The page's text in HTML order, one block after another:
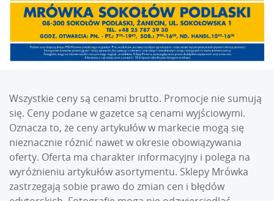
Wszystkie ceny są cenami brutto. Promocje nie sumują
się. Ceny podane w gazetce są cenami wyjściowymi.
Oznacza to, że ceny artykułów w markecie mogą się
nieznacznie różnić nawet w okresie obowiązywania
oferty. Oferta ma charakter informacyjny i polega na
wyróżnieniu artykułów asortymentu. Sklepy Mrówka
zastrzegają sobie prawo do zmian cen i błędów